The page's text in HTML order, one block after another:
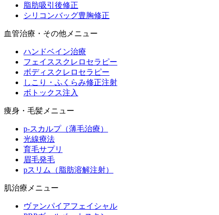
脂肪吸引後修正
シリコンバッグ豊胸修正
血管治療・その他メニュー
ハンドベイン治療
フェイススクレロセラピー
ボディスクレロセラピー
しこり・ふくらみ修正注射
ボトックス注入
痩身・毛髪メニュー
p-スカルプ（薄毛治療）
光線療法
育毛サプリ
眉毛発毛
pスリム（脂肪溶解注射）
肌治療メニュー
ヴァンパイアフェイシャル